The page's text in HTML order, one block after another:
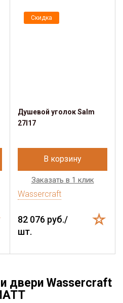
Скидка
Душевой уголок Salm
27I17
В корзину
Заказать в 1 клик
Wassercraft
82 076 руб./
шт.
двери Wassercraft